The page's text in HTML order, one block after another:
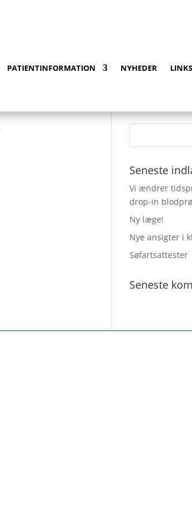
PATIENTINFORMATION NYHEDER LINKS
Seneste
Vi ændrer
drop-in
Ny læge!
Nye ansigter i
Søfartsattester
Seneste